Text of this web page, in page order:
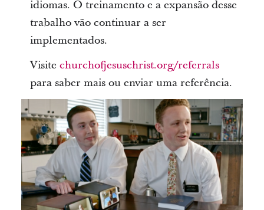
idiomas. O treinamento e a expansão desse
trabalho vão continuar a ser
implementados.
Visite churchofjesuschrist.org/referrals
para saber mais ou enviar uma referência.